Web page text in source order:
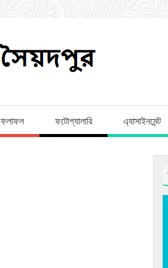
ফলাফল ফটোগ্যালারি এ্যাসাইনমেন্ট